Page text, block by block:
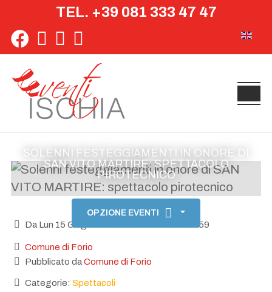
TEL. +39 081 333 47 47
SOLENNI FESTEGGIAMENTI IN ONORE DI
SAN VITO MARTIRE: SPETTACOLO
PIROTECNICO
OPZIONE EVENTI
Da Lun 15 Giugno Ore 22:30 fino a Ore 23:59
Comune di Forio
Pubblicato daComune di Forio
Categorie: Spettacoli